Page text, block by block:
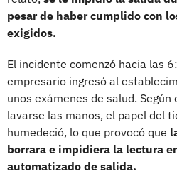
pesar de haber cumplido con
exigidos.
El incidente comenzó hacia las
empresario ingresó al
unos exámenes de salud.
lavarse las manos, el papel del
humedeció, lo que provocó que
borrara e impidiera la lectura
automatizado de salida.